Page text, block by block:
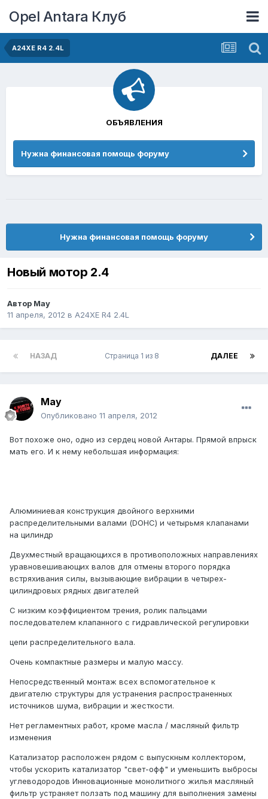
Opel Antara Клуб
A24XE R4 2.4L
Нужна финансовая помощь форуму
Новый мотор 2.4
Автор May
11 апреля, 2012 в A24XE R4 2.4L
НАЗАД ДАЛЕЕ
Страница 1 из 8
May
Опубликовано 11 апреля, 2012
Вот похоже оно, одно из сердец новой Антары. Прямой впрыск
мать его. И к нему небольшая информация:
Алюминиевая конструкция двойного верхними
распределительными валами (DOHC) и четырьмя клапанами
на цилиндр
Двухместный вращающихся в противоположных направлениях
уравновешивающих валов для отмены второго порядка
встряхивания силы, вызывающие вибрации в четырех-
цилиндровых рядных двигателей
С низким коэффициентом трения, ролик пальцами
последователем клапанного с гидравлической регулировки
цепи распределительного вала.
Очень компактные размеры и малую массу.
Непосредственный монтаж всех вспомогательное к
двигателю структуры для устранения распространенных
источников шума, вибрации и жесткости.
Нет регламентных работ, кроме масла / масляный фильтр
изменения
Катализатор расположен рядом с выпускным коллектором,
чтобы ускорить катализатор "свет-офф" и уменьшить выбросы
углеводородов Инновационные монолитного жилья масляный
фильтр устраняет ползать под машину для выполнения замены
ОБЪЯВЛЕНИЯ
Нужна финансовая помощь форуму